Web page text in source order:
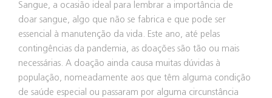
Sangue, a ocasião ideal para lembrar a importância de
doar sangue, algo que não se fabrica e que pode ser
essencial à manutenção da vida. Este ano, até pelas
contingências da pandemia, as doações são tão ou mais
necessárias. A doação ainda causa muitas dúvidas à
população, nomeadamente aos que têm alguma condição
de saúde especial ou passaram por alguma circunstância